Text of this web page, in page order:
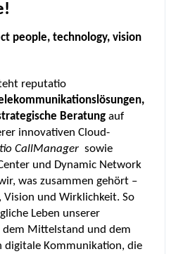
people, technology, vision
reputatio
Beratung auf
innovativen Cloud-
CallManager sowie
und Dynamic Network
was zusammen gehört –
Vision und Wirklichkeit. So
Leben unserer
dem Mittelstand und dem
digitale Kommunikation, die